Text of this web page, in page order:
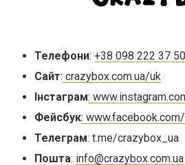
Телефони: +38 098 222 37 50
Сайт: crazybox.com.ua/uk
Інстаграм:
Фейсбук:
Телеграм: t.me/crazybox_ua
Пошта: info@crazybox.com.ua